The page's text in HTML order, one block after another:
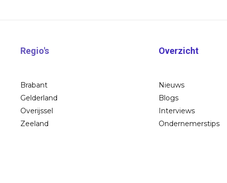
Regio's
Brabant
Gelderland
Overijssel
Zeeland
Overzicht
Nieuws
Blogs
Interviews
Ondernemerstips